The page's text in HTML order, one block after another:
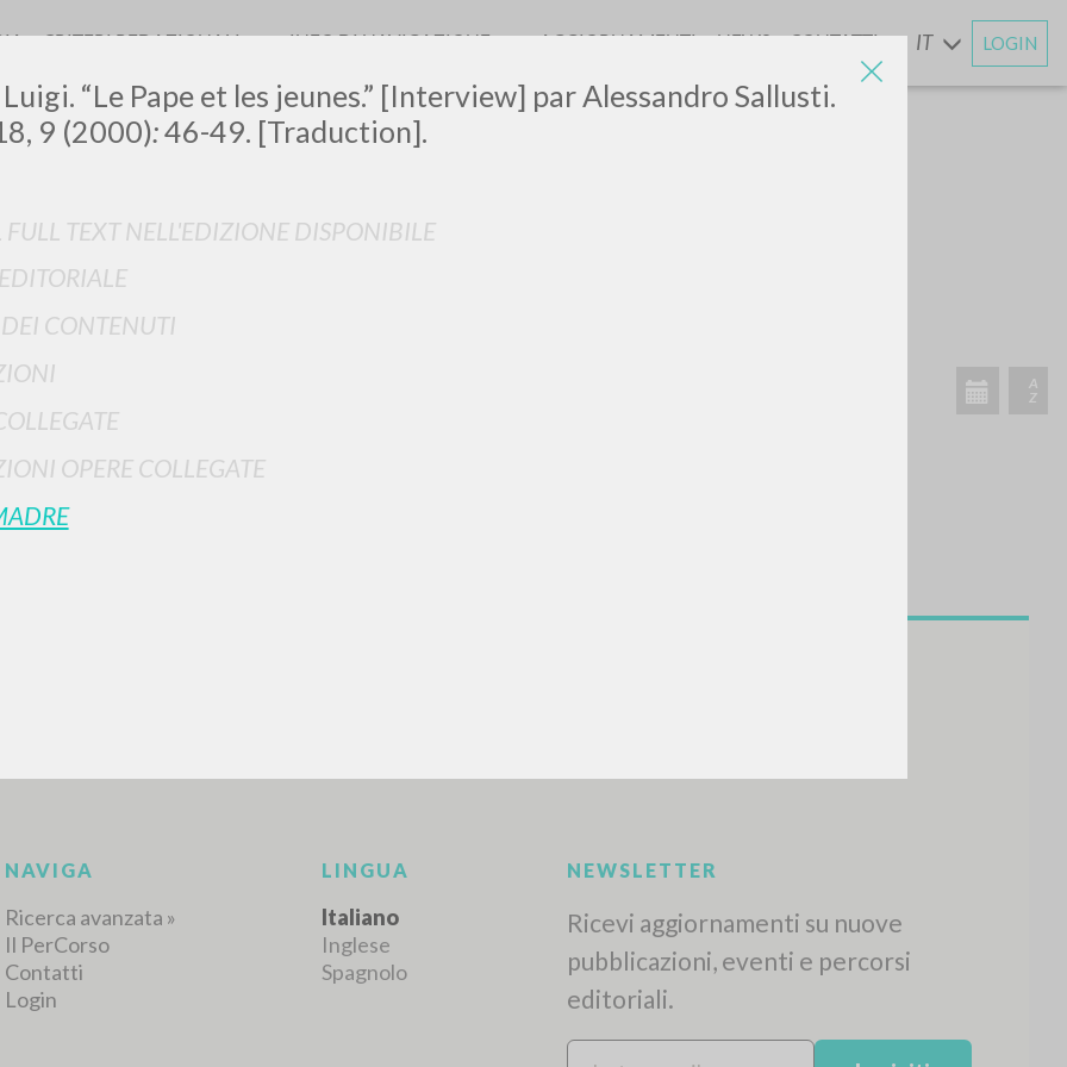
“Le Pape et les jeunes.” [Interview] par Alessandro Sallusti.
9 (2000):46-49. [Traduction].
FULL TEXT NELL'EDIZIONE DISPONIBILE
CONTENUTI
OPERE COLLEGATE
CRITERI REDAZIONALI INFO DI NAVIGAZIONE AGGIORNAMENTIENEWS CONTATTI IT LOGIN
risultati ancora più precisi? Utilizza la
NAVIGA LINGUA NEWSLETTER
Ricevi aggiornamenti su nuove